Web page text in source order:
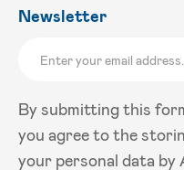
Newsletter
By submitting this
you agree to the
your personal data by